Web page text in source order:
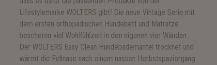
Lifestylemarke WOLTERS gibt! Die neue Vintage Serie mit
dem ersten orthopädischen Hundebett und Matratze
bescheren viel Wohlfühlzeit in den eigenen vier Wänden.
Der WOLTERS Easy Clean Hundebademantel trocknet und
wärmt die Fellnase nach einem nassen Herbstspaziergang